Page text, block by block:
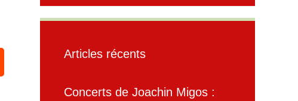
Articles récents
Concerts de Joachin Migos :